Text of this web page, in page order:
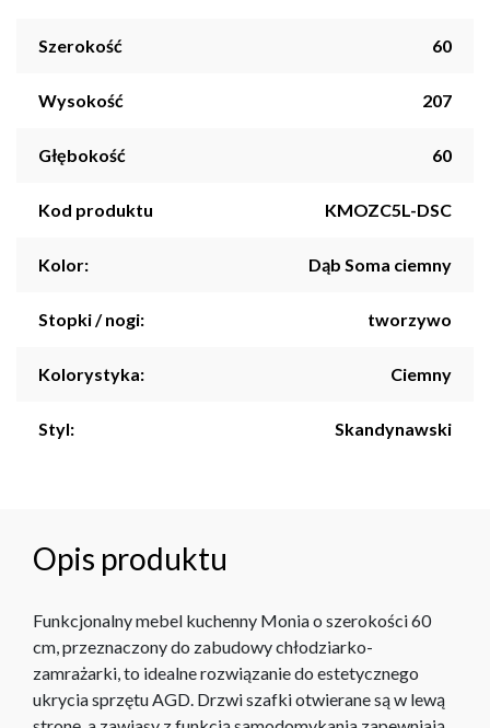
Szerokość 60
Wysokość 207
Głębokość 60
Kod produktu KMOZC5L-DSC
Kolor: Dąb Soma ciemny
Stopki / nogi: tworzywo
Kolorystyka: Ciemny
Styl: Skandynawski
Opis produktu
Funkcjonalny mebel kuchenny Monia o szerokości 60
cm, przeznaczony do zabudowy chłodziarko-
zamrażarki, to idealne rozwiązanie do estetycznego
ukrycia sprzętu AGD. Drzwi szafki otwierane są w lewą